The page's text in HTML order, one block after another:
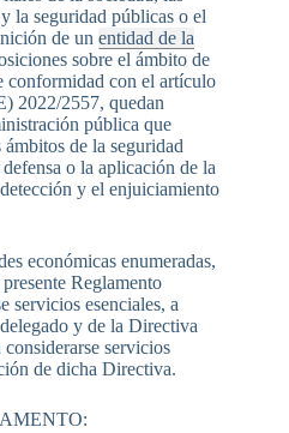
la seguridad públicas o el
de un entidad de la
sobre el ámbito de
conformidad con el artículo
2022/2557, quedan
pública que
de la seguridad
o la aplicación de la
y el enjuiciamiento
económicas enumeradas,
Reglamento
servicios esenciales, a
y de la Directiva
servicios
de dicha Directiva.